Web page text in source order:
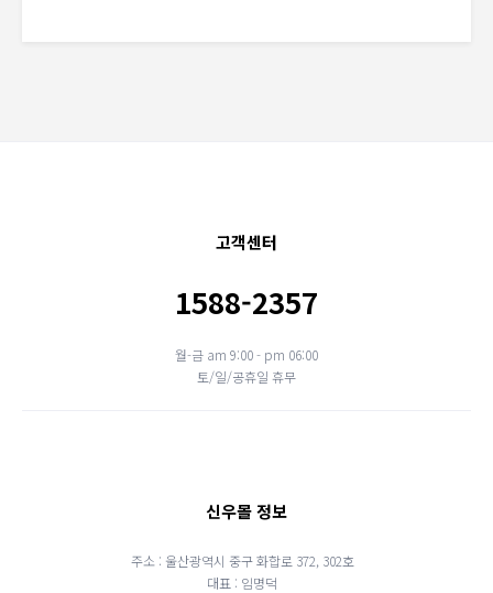
고객센터
1588-2357
월-금 am 9:00 - pm 06:00
토/일/공휴일 휴무
신우몰 정보
주소 : 울산광역시 중구 화합로 372, 302호
대표 : 임명덕